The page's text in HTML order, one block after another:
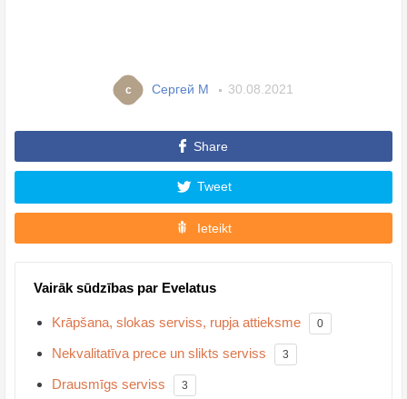
с Сергей M 30.08.2021
Share
Tweet
Ieteikt
Vairāk sūdzības par Evelatus
Krāpšana, slokas serviss, rupja attieksme 0
Nekvalitatīva prece un slikts serviss 3
Drausmīgs serviss 3